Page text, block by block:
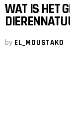
WAT IS HET
by EL_MOUSTAKO